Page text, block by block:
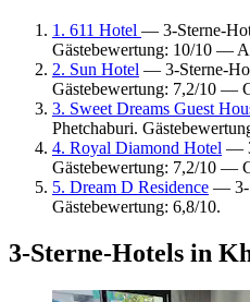
1. 611 Hotel — 3-Sterne-
Gästebewertung: 10/10 —
2. Sun Hotel — 3-Sterne-
Gästebewertung: 7,2/10 —
3. Sweet Dreams Guest
Phetchaburi.
4. Royal Diamond Hotel —
Gästebewertung: 7,2/10 —
5. Dream D Residence — 3-
Gästebewertung: 6,8/10.
3-Sterne-Hotels in